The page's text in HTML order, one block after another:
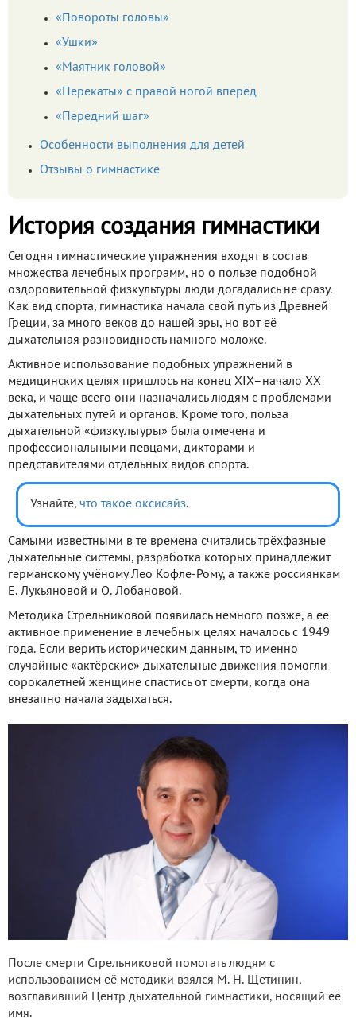
«Повороты головы»
«Ушки»
«Маятник головой»
«Перекаты» с правой ногой вперёд
«Передний шаг»
Особенности выполнения для детей
Отзывы о гимнастике
История создания гимнастики
Сегодня гимнастические упражнения входят в состав
множества лечебных программ, но о пользе подобной
оздоровительной физкультуры люди догадались не сразу.
Как вид спорта, гимнастика начала свой путь из Древней
Греции, за много веков до нашей эры, но вот её
дыхательная разновидность намного моложе.
Активное использование подобных упражнений в
медицинских целях пришлось на конец XIX–начало XX
века, и чаще всего они назначались людям с проблемами
дыхательных путей и органов. Кроме того, польза
дыхательной «физкультуры» была отмечена и
профессиональными певцами, дикторами и
представителями отдельных видов спорта.
Узнайте, что такое оксисайз.
Самыми известными в те времена считались трёхфазные
дыхательные системы, разработка которых принадлежит
германскому учёному Лео Кофле-Рому, а также россиянкам
Е. Лукьяновой и О. Лобановой.
Методика Стрельниковой появилась немного позже, а её
активное применение в лечебных целях началось с 1949
года. Если верить историческим данным, то именно
случайные «актёрские» дыхательные движения помогли
сорокалетней женщине спастись от смерти, когда она
внезапно начала задыхаться.
После смерти Стрельниковой помогать людям с
использованием её методики взялся М. Н. Щетинин,
возглавивший Центр дыхательной гимнастики, носящий её
имя.